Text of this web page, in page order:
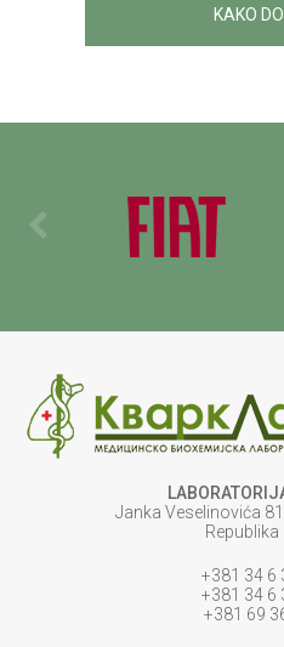
KAKO
Janka Veselinovića
Republika
+381 34 6
+381 34 6
+381 69